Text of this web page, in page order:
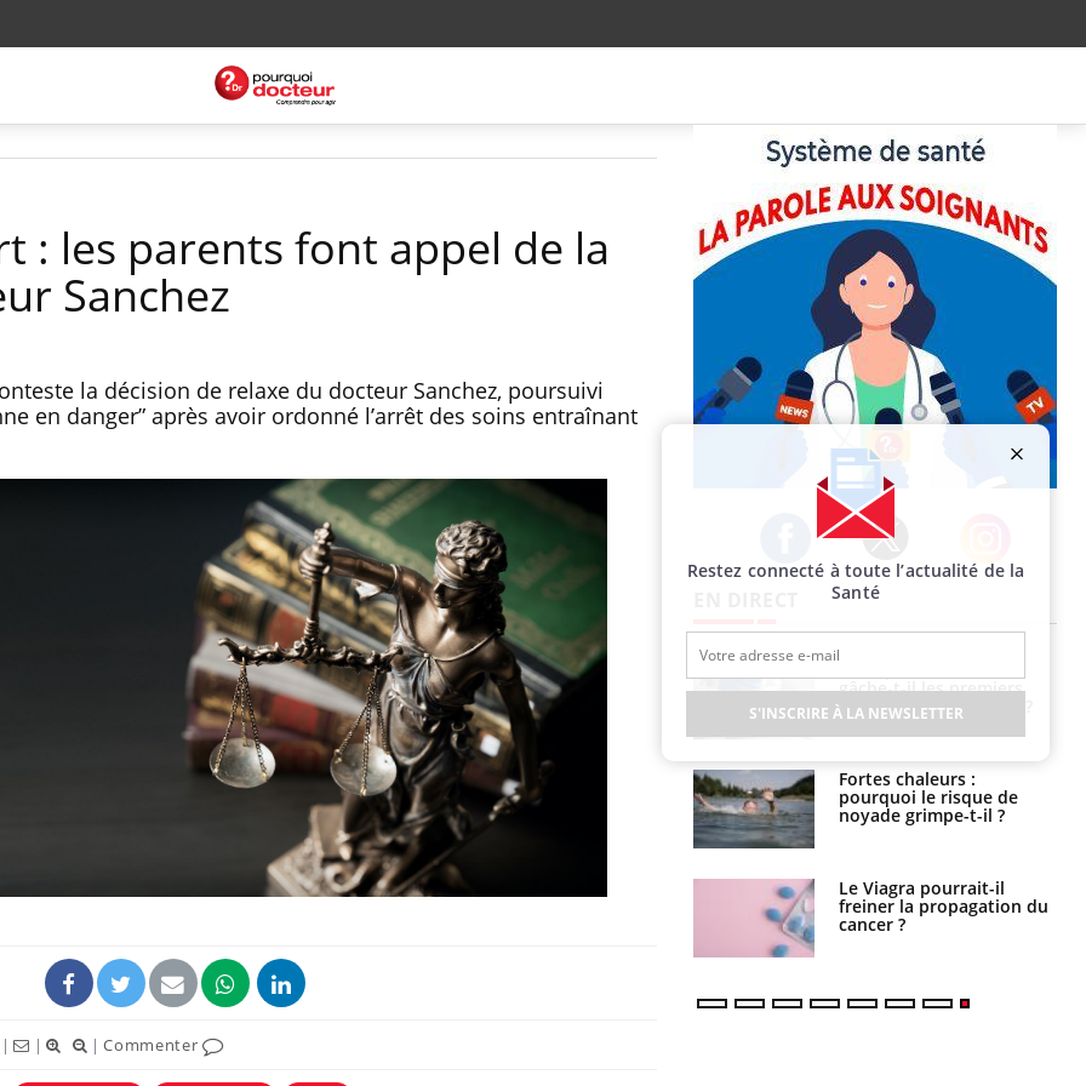
: les parents font appel de la
Sanchez
la décision de relaxe du docteur Sanchez, poursuivi
en danger” après avoir ordonné l’arrêt des soins entraînant
| | |Commenter
Facebook Twitter Instagram
Cancer colorectal : une
stratégie simple aurait
changé la donne au Pays
Chikungunya, dengue,
West Nile : que se passe-
Les médicaments GLP-1
Cytomégalovirus : ce qui
change dans la prise en
charge des femmes
enceintes
La sieste empêche-t-elle
de dormir la nuit ?
gâche-t-il les premiers
jours de vos vacances ?
Fortes chaleurs :
pourquoi le risque de
noyade grimpe-t-il ?
Le Viagra pourrait-il
freiner la propagation du
cancer ?
Restez connecté à toute l’actualité de la
Santé
S'INSCRIRE À LA NEWSLETTER